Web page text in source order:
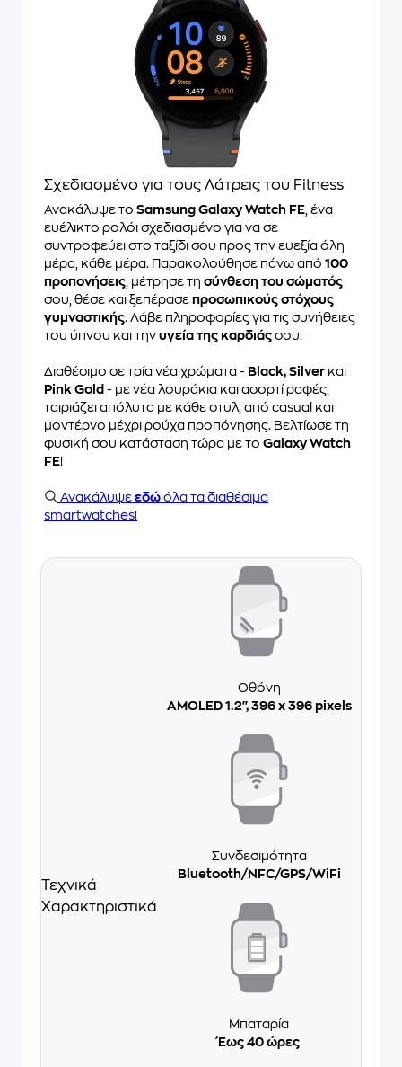
Σχεδιασμένο για τους Λάτρεις του Fitness
Ανακάλυψε το Samsung Galaxy Watch FE , ένα
ευέλικτο ρολόι σχεδιασμένο για να σε
συντροφεύει στο ταξίδι σου προς την ευεξία όλη
μέρα, κάθε μέρα. Παρακολούθησε πάνω από 100
προπονήσεις , μέτρησε τη σύνθεση του σώματός
σου, θέσε και ξεπέρασε προσωπικούς στόχους
γυμναστικής. Λάβε πληροφορίες για τις συνήθειες
του ύπνου και την υγεία της καρδιάς σου.
Διαθέσιμο σε τρία νέα χρώματα - Black, Silver και
Pink Gold - με νέα λουράκια και ασορτί ραφές,
ταιριάζει απόλυτα με κάθε στυλ, από casual και
μοντέρνο μέχρι ρούχα προπόνησης. Βελτίωσε τη
φυσική σου κατάσταση τώρα με το Galaxy Watch
FE!
Ανακάλυψε εδώ όλα τα διαθέσιμα
smartwatches!
Τεχνικά
Χαρακτηριστικά
Οθόνη
AMOLED 1.2'', 396 x 396 pixels
Συνδεσιμότητα
Bluetooth/NFC/GPS/WiFi
Μπαταρία
Έως 40 ώρες